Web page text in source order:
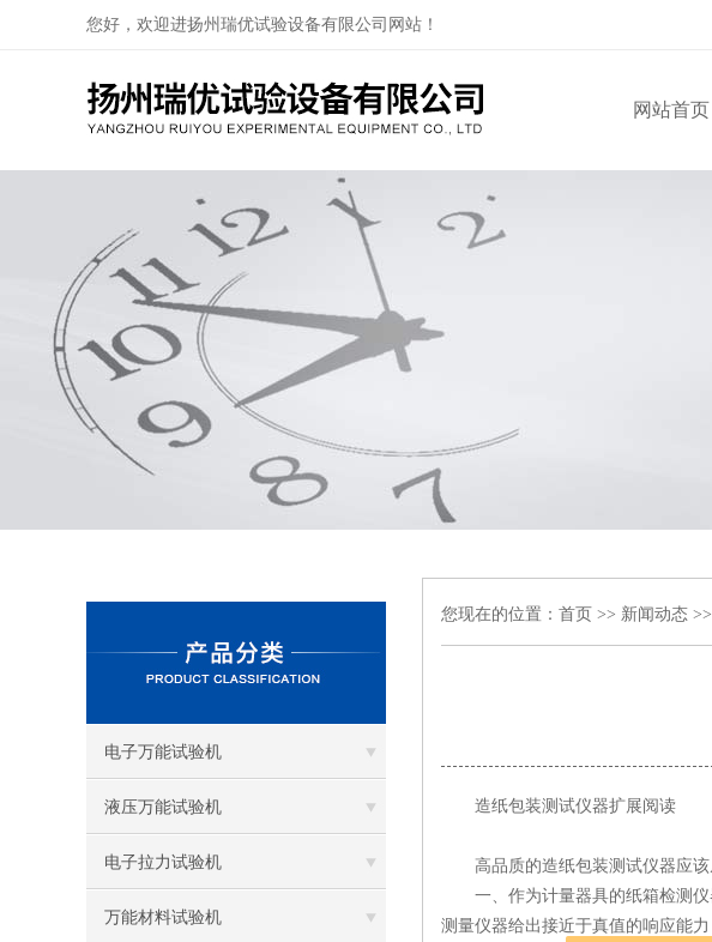
您好，欢迎进扬州瑞优试验设备有限公司网站！
网站首页
电子万能试验机
液压万能试验机
电子拉力试验机
万能材料试验机
您现在的位置： 首页 >> 新闻动态
造纸包装测试仪器扩展阅读
高品质的造纸包装测试仪器应该
一、作为计量器具的纸箱检测仪
测量仪器给出接近于真值的响应能